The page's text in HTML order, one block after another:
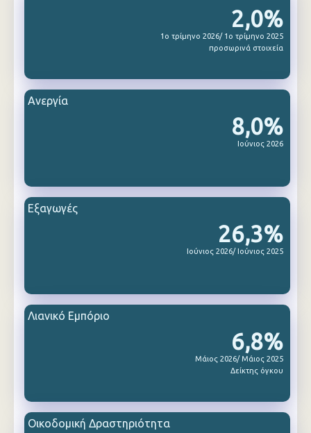
2,0%
1ο τρίμηνο 2026/ 1ο τρίμηνο 2025
προσωρινά στοιχεία
8,0%
Ιούνιος 2026
Ανεργία
26,3%
Ιούνιος 2026/ Ιούνιος 2025
Εξαγωγές
6,8%
Μάιος 2026/ Μάιος 2025
Δείκτης όγκου
Λιανικό Εμπόριο
Οικοδομική Δραστηριότητα